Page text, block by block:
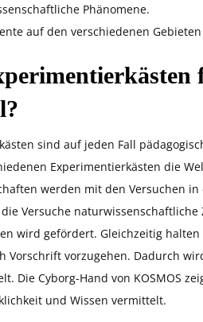
Phänomene.
auf den verschiedenen
sind auf jeden Fall
Experimentierkästen die
werden mit den Versuchen
Versuche
wird gefördert. Gleichzeitig
Vorschrift vorzugehen. Dadurch
Die Cyborg-Hand von KOSMOS
und Wissen vermittelt.